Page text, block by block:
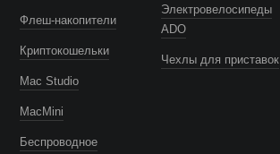
Флеш-накопители
Криптокошельки
Mac Studio
MacMini
Беспроводное
Электровелосипеды
ADO
Чехлы для приставок